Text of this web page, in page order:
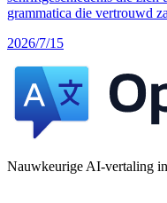
grammatica die vertrouwd
2026/7/15
Nauwkeurige AI-vertaling